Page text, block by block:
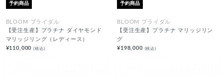
予約商品
BLOOM ブライダル
【受注生産】プラチナ ダイヤモンド
マリッジリング（レディース）
¥110,000(税込)
予約商品
BLOOM ブライダル
【受注生産】プラチナ マリッジリン
グ
¥198,000 (税込)